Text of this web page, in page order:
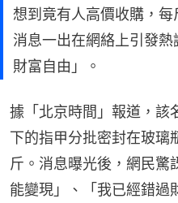
想到竟有人高價收購，
消息一出在網絡上引發
財富自由」。
據「北京時間」報道，該
下的指甲分批密封在玻璃
斤。消息曝光後，網民驚
能變現」、「我已經錯過